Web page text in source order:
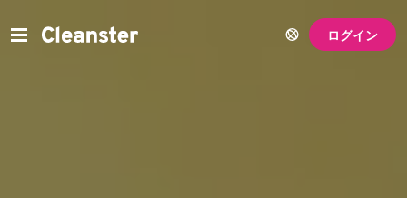
ログイン